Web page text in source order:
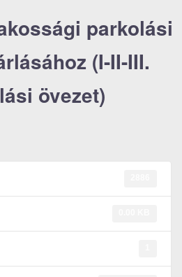
parkolási
(I-II-III.
övezet)